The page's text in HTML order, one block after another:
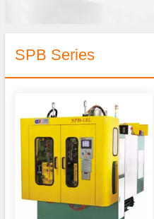
SPB Series